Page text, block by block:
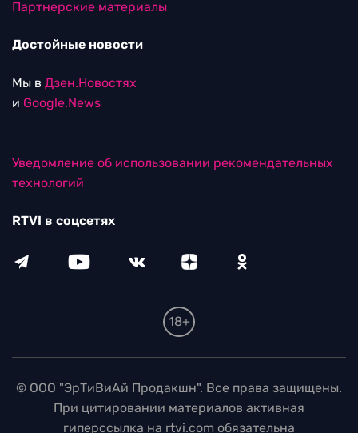
Партнерские материалы
Достойные новости
Мы в Дзен.Новостях
и Google.News
Уведомление об использовании рекомендательных
технологий
RTVI в соцсетях
18+
© ООО "ЭрТиВиАй Продакшн". Все права защищены.
При цитировании материалов активная
гиперссылка на rtvi.com обязательна